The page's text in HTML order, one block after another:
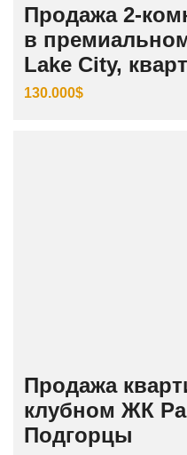
Продажа 2-
в
Lake City,
130.000$
Продажа
клубном ЖК
Подгорцы